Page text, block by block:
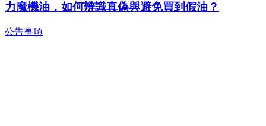
力魔機油，如何辨識真偽與避免買到假油？
公告事項